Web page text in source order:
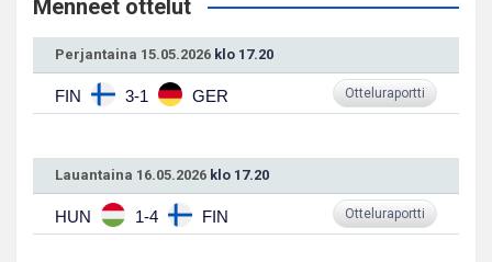
Menneet ottelut
Perjantaina 15.05.2026 klo 17.20
FIN 3-1 GER Otteluraportti
Lauantaina 16.05.2026 klo 17.20
HUN 1-4 FIN Otteluraportti